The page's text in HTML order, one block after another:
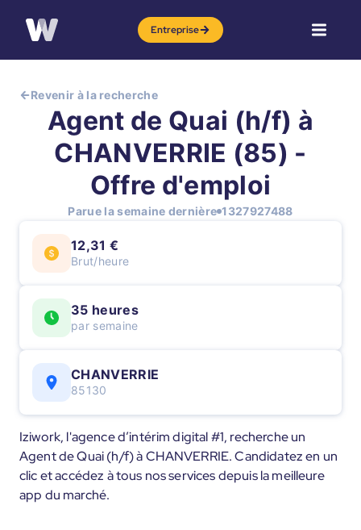
Entreprise
Revenir à la recherche
Agent de Quai (h/f) à
CHANVERRIE (85) -
Offre d'emploi
Parue la semaine dernière 1327927488
12,31 €
Brut/heure
35 heures
par semaine
CHANVERRIE
85130
Iziwork, l'agence d’intérim digital #1, recherche un
Agent de Quai (h/f) à CHANVERRIE. Candidatez en un
clic et accédez à tous nos services depuis la meilleure
app du marché.